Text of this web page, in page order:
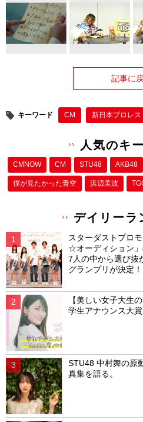
記事に
キーワード CM 新日本プロレス
人気のキ
CMNOW CM STU48 AKB48
僕が⾒たかった⻘空 浜辺美波
デイリーラ
スターダストプロ
☆オーディション
7人の中から選び抜
グランプリが決定！
【美しい女子大生
学生アナウンス大
STU48 中村舞の原
真集を語る。